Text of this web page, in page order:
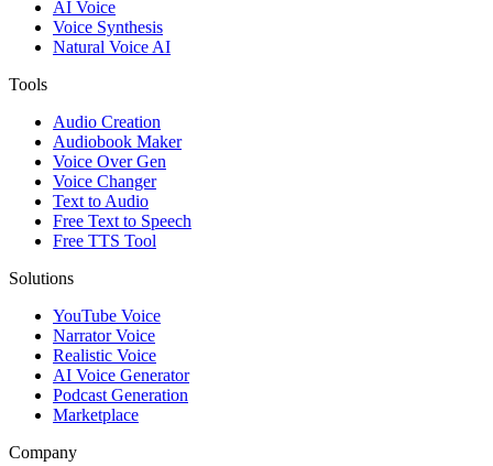
AI Voice
Voice Synthesis
Natural Voice AI
Tools
Audio Creation
Audiobook Maker
Voice Over Gen
Voice Changer
Text to Audio
Free Text to Speech
Free TTS Tool
Solutions
YouTube Voice
Narrator Voice
Realistic Voice
AI Voice Generator
Podcast Generation
Marketplace
Company